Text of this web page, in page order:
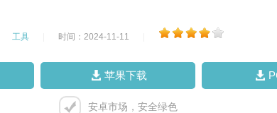
工具 时间：2024-11-11
苹果下载
安卓市场，安全绿色